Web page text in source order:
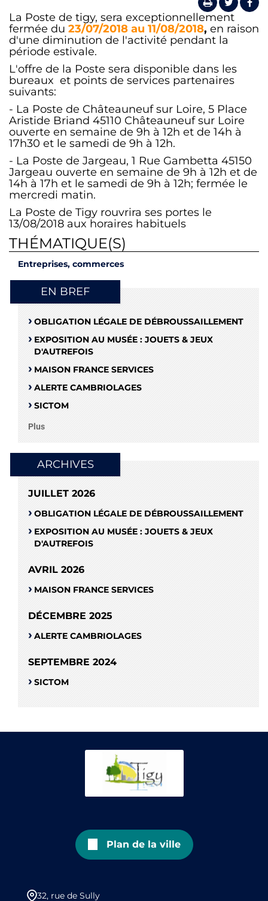
La Poste de tigy, sera exceptionnellement
fermée du 23/07/2018 au 11/08/2018, en raison
d'une diminution de l'activité pendant la
période estivale.
L'offre de la Poste sera disponible dans les
bureaux et points de services partenaires
suivants:
- La Poste de Châteauneuf sur Loire, 5 Place
Aristide Briand 45110 Châteauneuf sur Loire
ouverte en semaine de 9h à 12h et de 14h à
17h30 et le samedi de 9h à 12h.
- La Poste de Jargeau, 1 Rue Gambetta 45150
Jargeau ouverte en semaine de 9h à 12h et de
14h à 17h et le samedi de 9h à 12h; fermée le
mercredi matin.
La Poste de Tigy rouvrira ses portes le
13/08/2018 aux horaires habituels
THÉMATIQUE(S)
Entreprises, commerces
EN BREF
OBLIGATION LÉGALE DE DÉBROUSSAILLEMENT
EXPOSITION AU MUSÉE : JOUETS & JEUX
D'AUTREFOIS
MAISON FRANCE SERVICES
ALERTE CAMBRIOLAGES
SICTOM
Plus
ARCHIVES
JUILLET 2026
OBLIGATION LÉGALE DE DÉBROUSSAILLEMENT
EXPOSITION AU MUSÉE : JOUETS & JEUX
D'AUTREFOIS
AVRIL 2026
MAISON FRANCE SERVICES
DÉCEMBRE 2025
ALERTE CAMBRIOLAGES
SEPTEMBRE 2024
SICTOM
Plan de la ville
32, rue de Sully